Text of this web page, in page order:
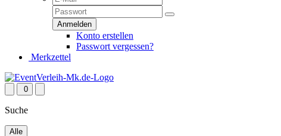
Konto erstellen
Passwort vergessen?
Merkzettel
0
Suche
Alle